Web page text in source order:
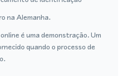
na Alemanha.
é uma demonstração. Um
quando o processo de